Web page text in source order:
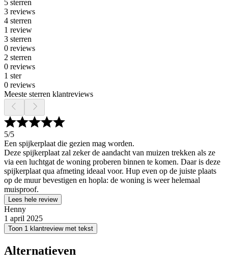
5 sterren
3 reviews
4 sterren
1 review
3 sterren
0 reviews
2 sterren
0 reviews
1 ster
0 reviews
Meeste sterren klantreviews
5/5
Een spijkerplaat die gezien mag worden.
Deze spijkerplaat zal zeker de aandacht van muizen trekken als ze
via een luchtgat de woning proberen binnen te komen. Daar is deze
spijkerplaat qua afmeting ideaal voor. Hup even op de juiste plaats
op de muur bevestigen en hopla: de woning is weer helemaal
muisproof.
Lees hele review
Henny
1 april 2025
Toon 1 klantreview met tekst
Alternatieven